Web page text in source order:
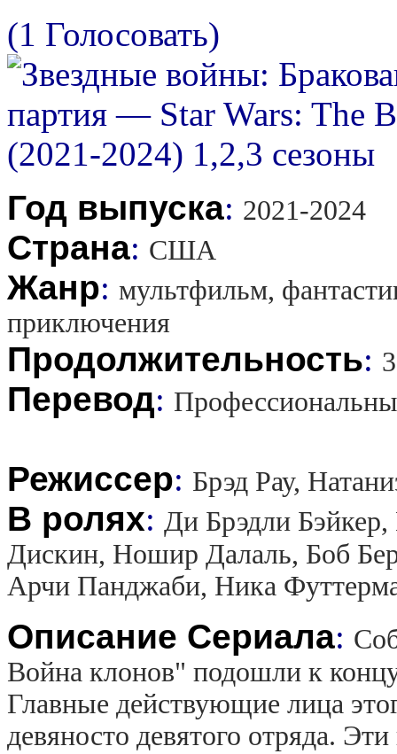
(1 Голосовать)
Год выпуска: 2021-2024
Страна: США
Жанр: мультфильм,
приключения
Продолжительность:
Перевод:
Режиссер: Брэд Рау,
В ролях: Ди Брэдли
Дискин, Ношир Далаль, Боб
Арчи Панджаби, Ника
Описание Сериала:
Война клонов" подошли к
Главные действующие лица
девяносто девятого отряда.